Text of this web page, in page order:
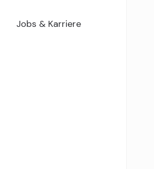
Jobs & Karriere